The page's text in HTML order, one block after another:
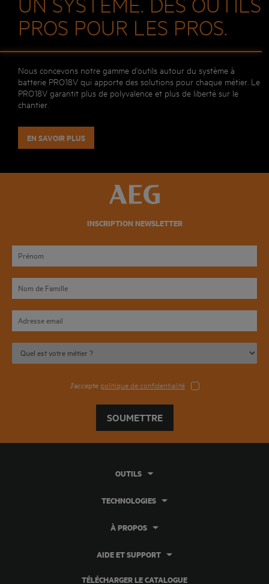
PROS POUR LES PROS.
Nous concevons notre gamme d'outils autour du système à
batterie PRO18V qui apporte des solutions pour chaque métier. Le
PRO18V garantit plus de polyvalence et plus de liberté sur le
chantier.
EN SAVOIR PLUS
INSCRIPTION NEWSLETTER
J'accepte politique de confidentialité
SOUMETTRE
TÉLÉCHARGER LE CATALOGUE
OUTILS
TECHNOLOGIES
À PROPOS
AIDE ET SUPPORT